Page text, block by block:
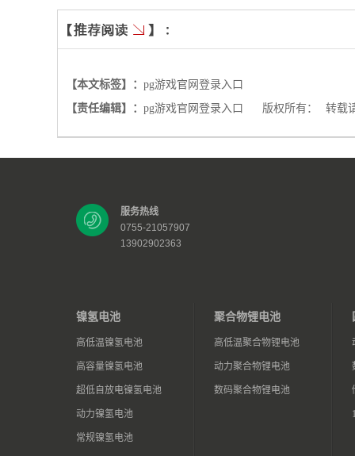
【本文标签】： pg游戏官网登录入口
【责任编辑】： pg游戏官网登录入口 版权所有： 转载
服务热线
0755-21057907
13902902363
镍氢电池
高低温镍氢电池
高容量镍氢电池
超低自放电镍氢电池
动力镍氢电池
常规镍氢电池
聚合物锂电池
高低温聚合物锂电池
动力聚合物锂电池
数码聚合物锂电池